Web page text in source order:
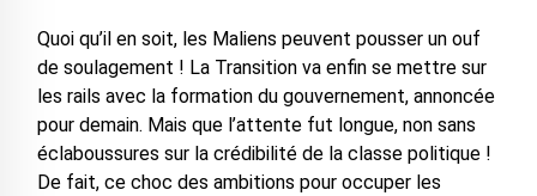
Quoi qu’il en soit, les Maliens peuvent pousser un ouf
de soulagement ! La Transition va enfin se mettre sur
les rails avec la formation du gouvernement, annoncée
pour demain. Mais que l’attente fut longue, non sans
éclaboussures sur la crédibilité de la classe politique !
De fait, ce choc des ambitions pour occuper les